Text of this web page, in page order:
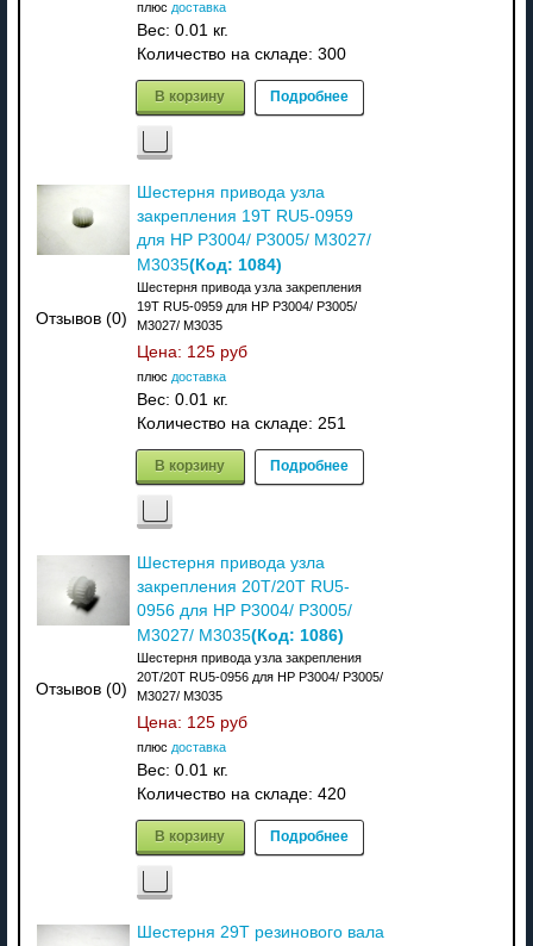
плюс доставка
Вес: 0.01 кг.
Количество на складе: 300
В корзину Подробнее
Отзывов (0)
Шестерня привода узла
закрепления 19T RU5-0959
для HP P3004/ P3005/ M3027/
M3035(Код: 1084)
Шестерня привода узла закрепления
19T RU5-0959 для HP P3004/ P3005/
M3027/ M3035
Цена: 125 руб
плюс доставка
Вес: 0.01 кг.
Количество на складе: 251
В корзину Подробнее
Отзывов (0)
Шестерня привода узла
закрепления 20T/20T RU5-
0956 для HP P3004/ P3005/
M3027/ M3035(Код: 1086)
Шестерня привода узла закрепления
20T/20T RU5-0956 для HP P3004/ P3005/
M3027/ M3035
Цена: 125 руб
плюс доставка
Вес: 0.01 кг.
Количество на складе: 420
В корзину Подробнее
Шестерня 29T резинового вала